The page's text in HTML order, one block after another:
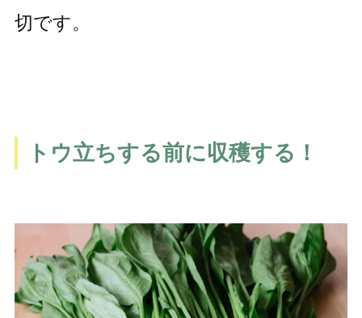
切です。
トウ立ちする前に収穫する！